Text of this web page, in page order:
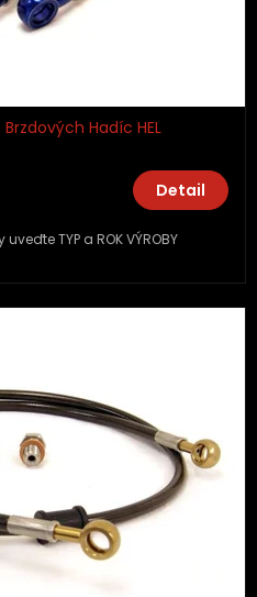
Brzdových Hadíc HEL
Detail
TYP a ROK VÝROBY